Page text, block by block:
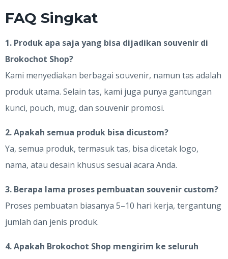
FAQ Singkat
1. Produk apa saja yang bisa dijadikan souvenir di
Brokochot Shop?
Kami menyediakan berbagai souvenir, namun tas adalah
produk utama. Selain tas, kami juga punya gantungan
kunci, pouch, mug, dan souvenir promosi.
2. Apakah semua produk bisa dicustom?
Ya, semua produk, termasuk tas, bisa dicetak logo,
nama, atau desain khusus sesuai acara Anda.
3. Berapa lama proses pembuatan souvenir custom?
Proses pembuatan biasanya 5–10 hari kerja, tergantung
jumlah dan jenis produk.
4. Apakah Brokochot Shop mengirim ke seluruh